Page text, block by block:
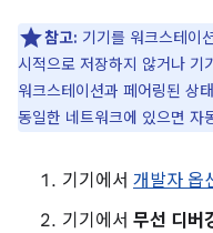
참고: 기기를 워크스테이
시적으로 저장하지 않거나 기
워크스테이션과 페어링된 상
동일한 네트워크에 있으면 자
기기에서 개발자 옵
기기에서 무선 디버